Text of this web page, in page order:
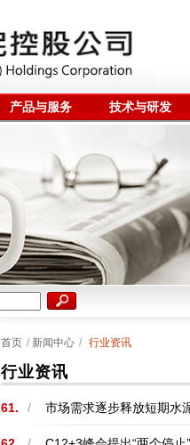
产品与服务 技术与研发
首页 / 新闻中心 / 行业资讯
行业资讯
61. / 市场需求逐步释放短期水